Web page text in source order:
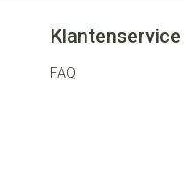
Klantenservice
FAQ